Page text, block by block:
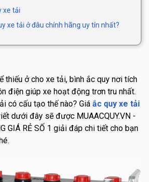
xe tải
xe tải ở đâu chính hãng uy tín nhất?
thiếu ở cho xe tải, bình ắc quy nơi tích
điện giúp xe hoạt động trơn tru nhất.
có cấu tạo thế nào? Giá ắc quy xe tải
dưới đây sẽ được MUAACQUY.VN -
GIÁ RẺ SỐ 1 giải đáp chi tiết cho bạn